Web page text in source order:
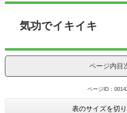
本本
気功でイキイキ
ページ内目
ページID：
表のサイズを切